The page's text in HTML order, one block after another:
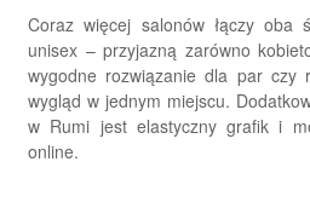
Coraz więcej salonów łączy oba
unisex – przyjazną zarówno
wygodne rozwiązanie dla par czy
wygląd w jednym miejscu.
w Rumi jest elastyczny grafik i
online.